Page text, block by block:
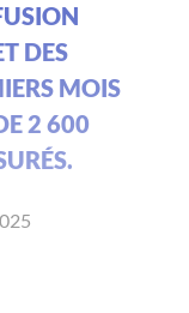
DES
MOIS
2 600